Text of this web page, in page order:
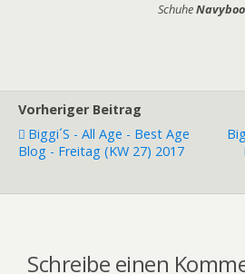
Schuhe
Vorheriger Beitrag
Biggi´s - All Age - Best Age
Blog - Freitag (KW 27) 2017
Schreibe einen